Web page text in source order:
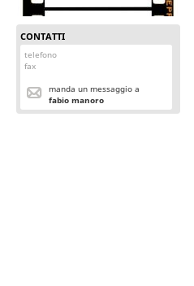
CONTATTI
telefono
fax
manda un messaggio a
fabio manoro